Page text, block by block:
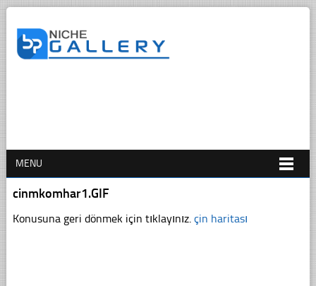
MENU
cinmkomhar1.GIF
Konusuna geri dönmek için tıklayınız. çin haritası